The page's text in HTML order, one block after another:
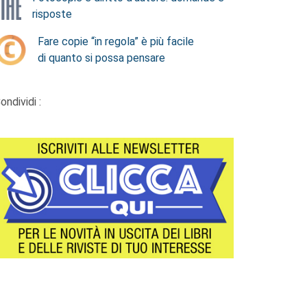
risposte
Fare copie “in regola” è più facile
di quanto si possa pensare
: